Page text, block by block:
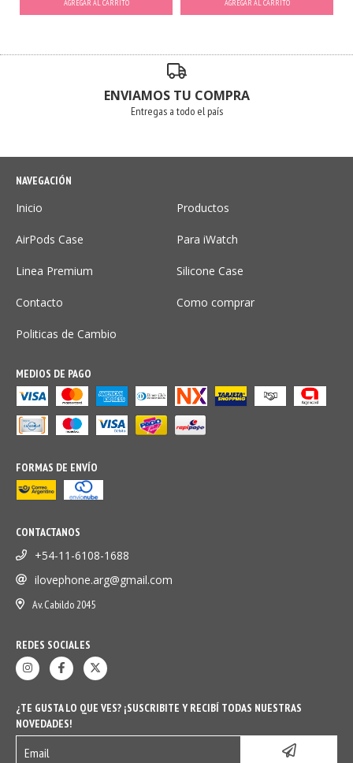
AGREGAR AL CARRITO AGREGAR AL CARRITO
ENVIAMOS TU COMPRA
Entregas a todo el país
NAVEGACIÓN
Inicio Productos
AirPods Case Para iWatch
Linea Premium Silicone Case
Contacto Como comprar
Politicas de Cambio
MEDIOS DE PAGO
FORMAS DE ENVÍO
CONTACTANOS
+54-11-6108-1688
ilovephone.arg@gmail.com
Av. Cabildo 2045
REDES SOCIALES
¿TE GUSTA LO QUE VES? ¡SUSCRIBITE Y RECIBÍ TODAS NUESTRAS
NOVEDADES!